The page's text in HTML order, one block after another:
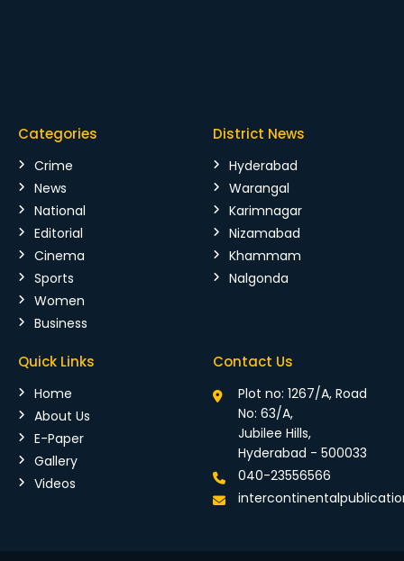
Categories
Crime
News
National
Editorial
Cinema
Sports
Women
Business
District News
Hyderabad
Warangal
Karimnagar
Nizamabad
Khammam
Nalgonda
Quick Links
Home
About Us
E-Paper
Gallery
Videos
Contact Us
Plot no: 1267/A, Road
No: 63/A,
Jubilee Hills,
Hyderabad - 500033
040-23556566